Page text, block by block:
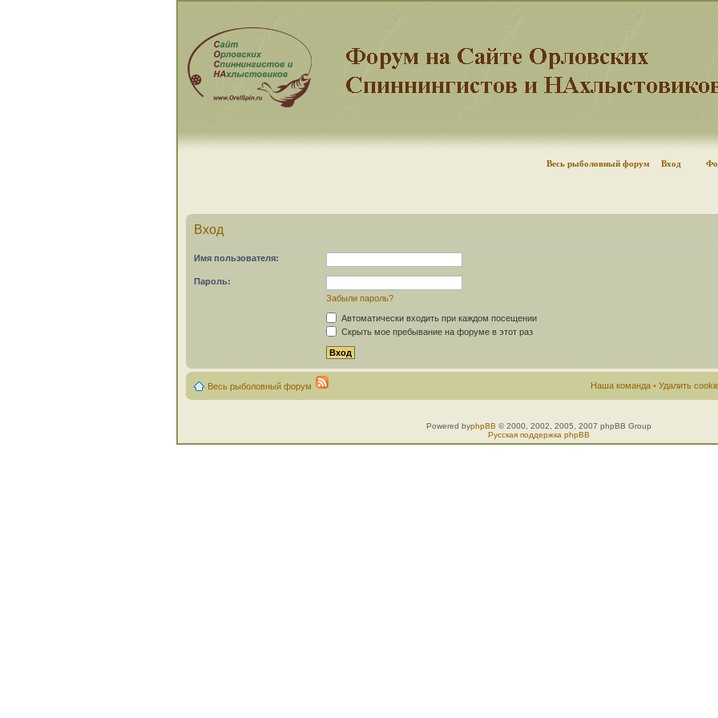
Весь рыболовный форум Вход
Вход
Имя пользователя:
Пароль:
Забыли пароль?
Автоматически входить при каждом посещении
Скрыть мое пребывание на форуме в этот раз
Весь рыболовный форум Наша команда • Удалить
Powered byphpBB © 2000, 2002, 2005, 2007 phpBB Group
Русская поддержка phpBB